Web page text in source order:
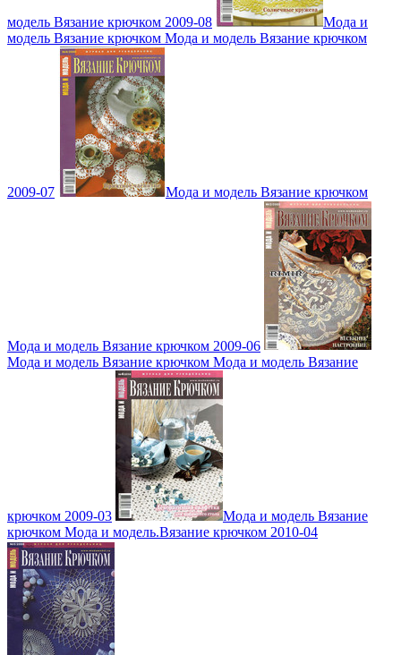
модель Вязание крючком 2009-08
Мода и
модель Вязание крючком Мода и модель Вязание крючком
2009-07 Мода и модель Вязание крючком
Мода и модель Вязание крючком 2009-06
Мода и модель Вязание крючком Мода и модель Вязание
крючком 2009-03
Мода и модель Вязание
крючком Мода и модель.Вязание крючком 2010-04